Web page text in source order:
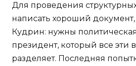
Для проведения
написать хороший документ,
Кудрин: нужны
президент, который все эти
разделяет. Последняя